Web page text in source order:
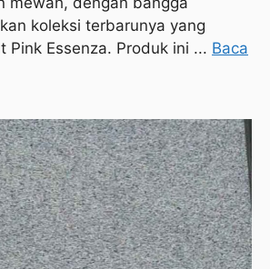
koleksi terbarunya yang
Pink Essenza. Produk ini ... Baca